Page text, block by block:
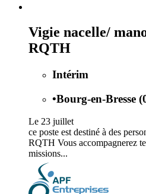
Vigie nacelle/
RQTH
Intérim
•Bourg-en-Bresse
Le 23 juillet
ce poste est destiné à des
RQTH Vous accompagnerez
missions...